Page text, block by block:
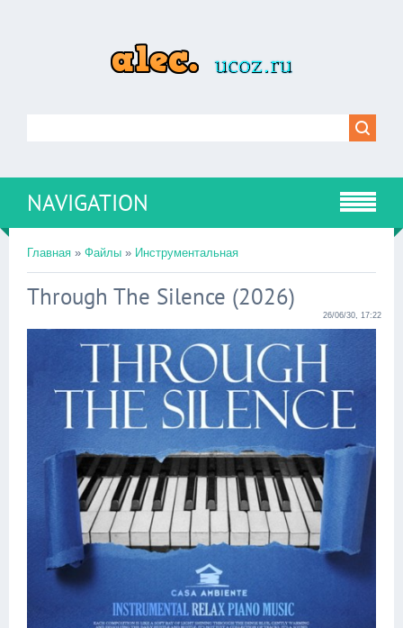
NAVIGATION
Главная » Файлы » Инструментальная
Through The Silence (2026)
26/06/30, 17:22